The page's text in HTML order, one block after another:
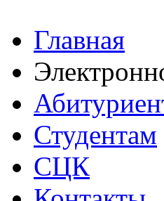
Главная
Студентам
СЦК